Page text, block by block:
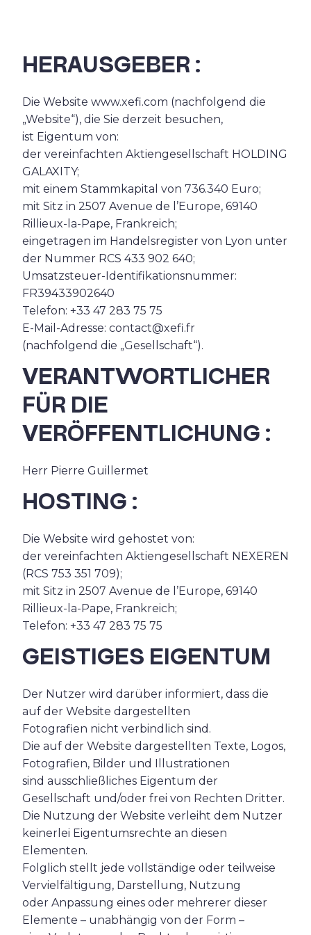
HERAUSGEBER :
Die Website www.xefi.com (nachfolgend die
„Website“), die Sie derzeit besuchen,
ist Eigentum von:
der vereinfachten Aktiengesellschaft HOLDING
GALAXITY;
mit einem Stammkapital von 736.340 Euro;
mit Sitz in 2507 Avenue de l’Europe, 69140
Rillieux-la-Pape, Frankreich;
eingetragen im Handelsregister von Lyon unter
der Nummer RCS 433 902 640;
Umsatzsteuer-Identifikationsnummer:
FR39433902640
Telefon: +33 47 283 75 75
E-Mail-Adresse: contact@xefi.fr
(nachfolgend die „Gesellschaft“).
VERANTWORTLICHER
FÜR DIE
VERÖFFENTLICHUNG :
Herr Pierre Guillermet
HOSTING:
Die Website wird gehostet von:
der vereinfachten Aktiengesellschaft NEXEREN
(RCS 753 351 709);
mit Sitz in 2507 Avenue de l’Europe, 69140
Rillieux-la-Pape, Frankreich;
Telefon: +33 47 283 75 75
GEISTIGES EIGENTUM
Der Nutzer wird darüber informiert, dass die
auf der Website dargestellten
Fotografien nicht verbindlich sind.
Die auf der Website dargestellten Texte, Logos,
Fotografien, Bilder und Illustrationen
sind ausschließliches Eigentum der
Gesellschaft und/oder frei von Rechten Dritter.
Die Nutzung der Website verleiht dem Nutzer
keinerlei Eigentumsrechte an diesen
Elementen.
Folglich stellt jede vollständige oder teilweise
Vervielfältigung, Darstellung, Nutzung
oder Anpassung eines oder mehrerer dieser
Elemente – unabhängig von der Form –